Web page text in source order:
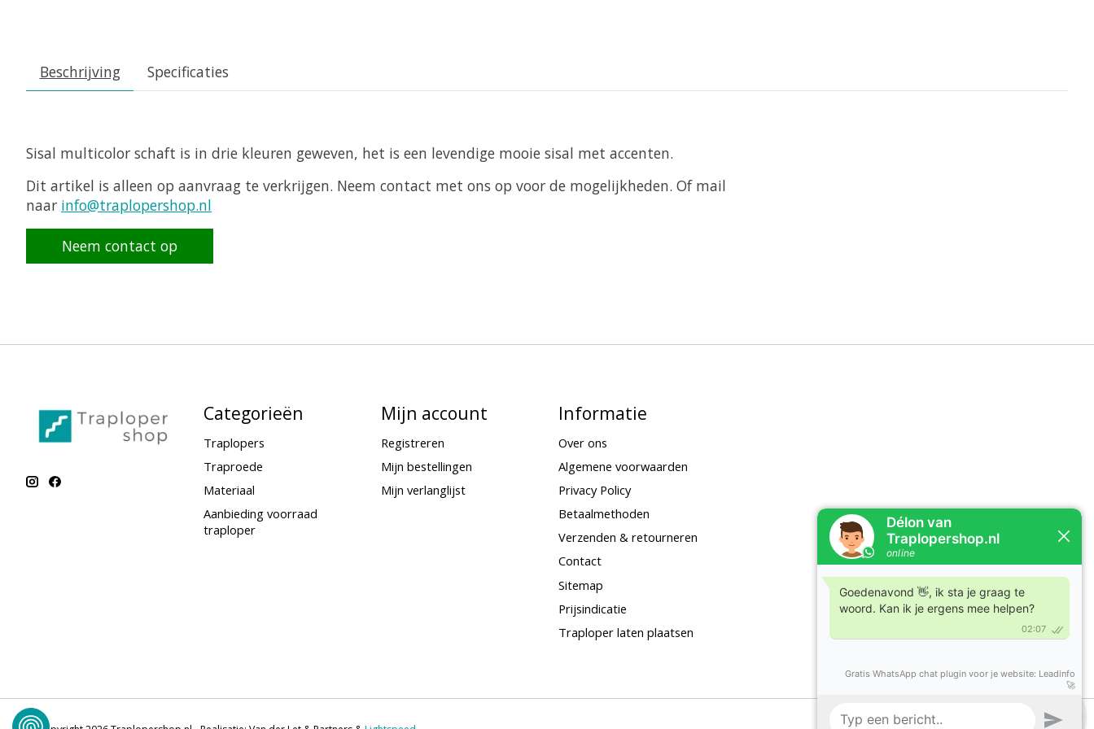
Beschrijving Specificaties
Sisal multicolor schaft is in drie kleuren geweven, het is een levendige mooie sisal met accenten.
Dit artikel is alleen op aanvraag te verkrijgen. Neem contact met ons op voor de mogelijkheden. Of mail
naar info@traplopershop.nl
Neem contact op
Categorieën
Traplopers
Traproede
Materiaal
Aanbieding voorraad
traploper
Mijn account
Registreren
Mijn bestellingen
Mijn verlanglijst
Informatie
Over ons
Algemene voorwaarden
Privacy Policy
Betaalmethoden
Verzenden & retourneren
Contact
Sitemap
Prijsindicatie
Traploper laten plaatsen